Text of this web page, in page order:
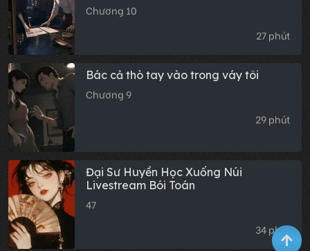
cược. Chồng tôi ném chìa khóa xe
xuống bàn: 'Nếu tối nay Lâm Uyển
không đến cầu xin tôi về nhà, chiếc xe
này thuộc về cậu.' Còn tôi, lúc này
đang đứng ngoài cửa, nghe họ chế
giễu mình.
Chương 10
27 phút
Bác cả thò tay vào trong váy tôi
Chương 9
29 phút
Đại Sư Huyền Học Xuống Núi
Livestream Bói Toán
47
34 phút